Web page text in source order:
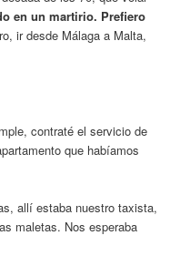
en un martirio. Prefiero
ir desde Málaga a Malta,
contraté el servicio de
que habíamos
allí estaba nuestro taxista,
maletas. Nos esperaba